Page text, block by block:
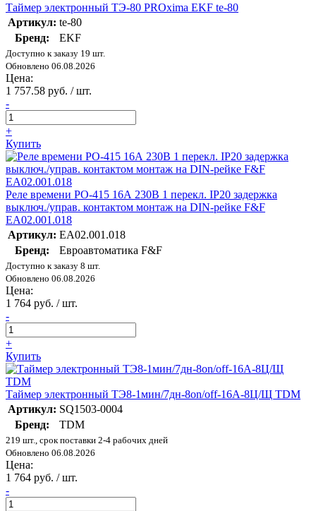
Таймер электронный ТЭ-80 PROxima EKF te-80
Артикул: te-80
Бренд:
EKF
Доступно к заказу 19 шт.
Обновлено 06.08.2026
Цена:
1 757.58 руб. / шт.
-
+
Купить
Реле времени PO-415 16А 230В 1 перекл. IP20 задержка
выключ./управ. контактом монтаж на DIN-рейке F&F
EA02.001.018
Артикул: EA02.001.018
Бренд:
Евроавтоматика F&F
Доступно к заказу 8 шт.
Обновлено 06.08.2026
Цена:
1 764 руб. / шт.
-
+
Купить
Таймер электронный ТЭ8-1мин/7дн-8on/off-16А-8Ц/Щ TDM
Артикул: SQ1503-0004
Бренд:
TDM
219 шт., срок поставки 2-4 рабочих дней
Обновлено 06.08.2026
Цена:
1 764 руб. / шт.
-